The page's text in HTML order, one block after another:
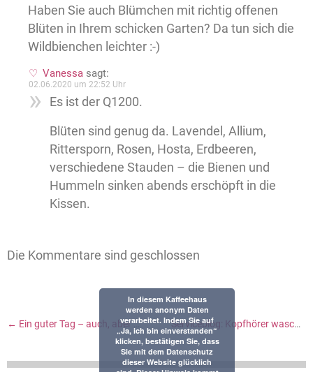
Haben Sie auch Blümchen mit richtig offenen
Blüten in Ihrem schicken Garten? Da tun sich die
Wildbienchen leichter :-)
Vanessa sagt:
02.06.2020 um 22:52 Uhr
Es ist der Q1200.
Blüten sind genug da. Lavendel, Allium,
Rittersporn, Rosen, Hosta, Erdbeeren,
verschiedene Stauden – die Bienen und
Hummeln sinken abends erschöpft in die
Kissen.
Die Kommentare sind geschlossen
← Ein guter Tag – auch, aber nicht nur wegen Dicken Bohnen Serviceblog: Kopfhörer waschen & Heimatkunde
In diesem Kaffeehaus
werden anonym Daten
verarbeitet. Indem Sie auf
„Ja, ich bin einverstanden“
klicken, bestätigen Sie, dass
Sie mit dem Datenschutz
dieser Website glücklich